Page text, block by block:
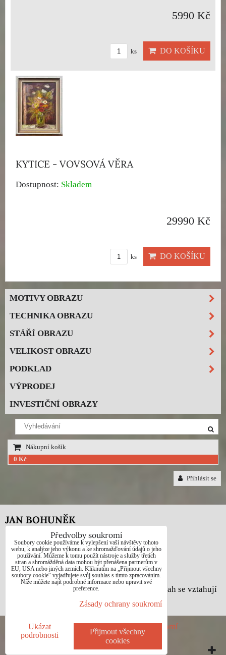
5990 Kč
ks DO KOŠÍKU
KYTICE - VOVSOVÁ VĚRA
Dostupnost: Skladem
29990 Kč
ks DO KOŠÍKU
MOTIVY OBRAZU
TECHNIKA OBRAZU
STÁŘÍ OBRAZU
VELIKOST OBRAZU
PODKLAD
VÝPRODEJ
INVESTIČNÍ OBRAZY
Nákupní košík
0 Kč
Přihlásit se
JAN BOHUNĚK
Telefon: +420725021832
e-mail: 1jab@seznam.cz
web: www.prodej-obrazy.eu
© Jan Bohuněk - Na všechny fotografie a obsah se vztahují
autorská práva dle zákona č. 121/2000 Sb.
Předvolby soukromí Zásady ochrany soukromí
Vytvořeno systémem:ByznysWeb.cz
Předvolby soukromí
Soubory cookie používáme k vylepšení vaší návštěvy tohoto
webu, k analýze jeho výkonu a ke shromažďování údajů o jeho
používání. Můžeme k tomu použít nástroje a služby třetích
stran a shromážděná data mohou být přenášena partnerům v
EU, USA nebo jiných zemích. Kliknutím na „Přijmout všechny
soubory cookie“ vyjadřujete svůj souhlas s tímto zpracováním.
Níže můžete najít podrobné informace nebo upravit své
preference.
Zásady ochrany soukromí
Ukázat
podrobnosti
Přijmout všechny
cookies